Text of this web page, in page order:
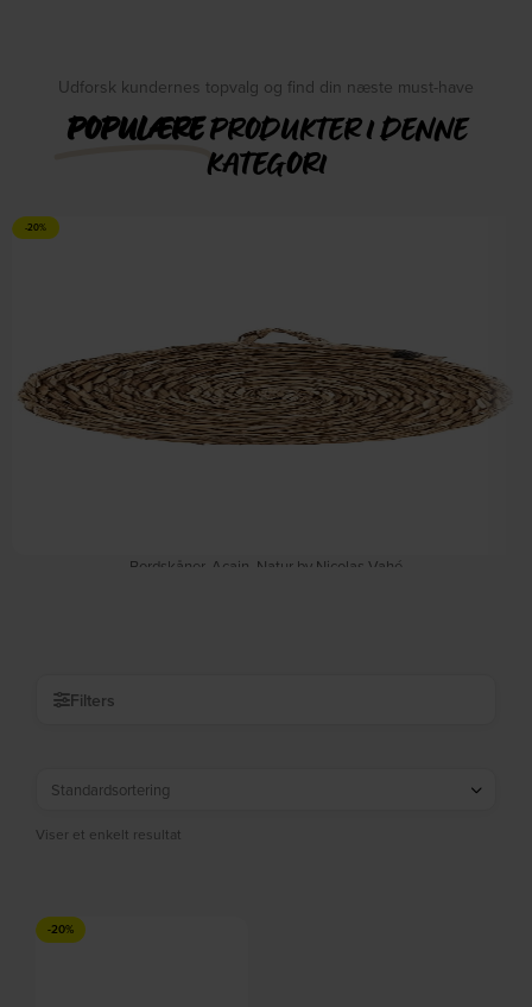
Udforsk kundernes topvalg og find din næste must-have
POPULÆREPRODUKTER I DENNE
KATEGORI
-20%
Bordskåner, Acain, Natur by Nicolas Vahé
Filters
Viser et enkelt resultat
-20%